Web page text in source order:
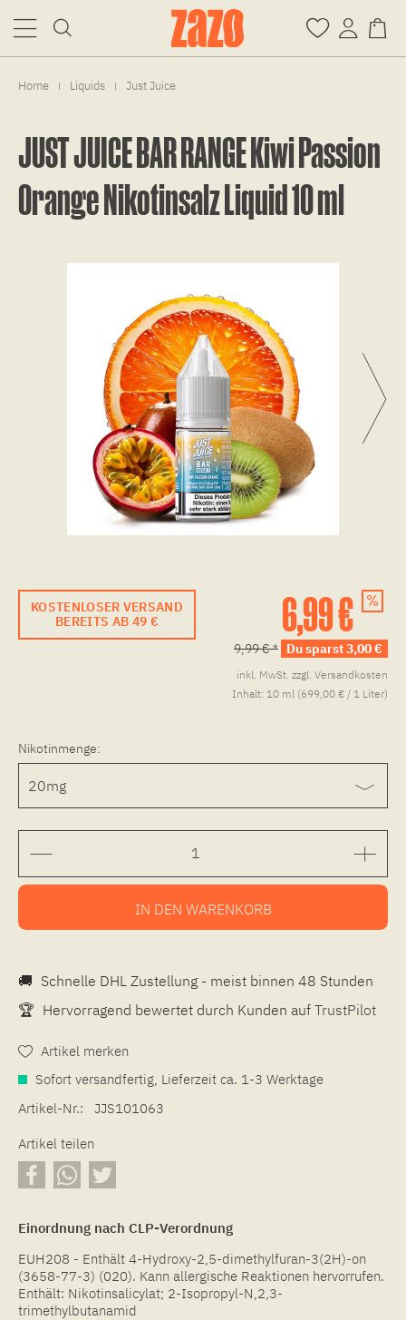
Home | Liquids | Just Juice
JUST JUICE BAR RANGE Kiwi Passion
Orange Nikotinsalz Liquid 10 ml
KOSTENLOSER VERSAND
BEREITS AB 49 €
6,99 €
9,99 € * Du sparst 3,00 €
inkl. MwSt. zzgl. Versandkosten
Inhalt: 10 ml (699,00 € / 1 Liter)
Nikotinmenge:
IN DEN WARENKORB
🚚 Schnelle DHL Zustellung - meist binnen 48 Stunden
🏆 Hervorragend bewertet durch Kunden auf TrustPilot
Artikel merken
Sofort versandfertig, Lieferzeit ca. 1-3 Werktage
Artikel-Nr.:
JJS101063
Artikel teilen
Einordnung nach CLP-Verordnung
EUH208 - Enthält 4-Hydroxy-2,5-dimethylfuran-3(2H)-on
(3658-77-3) (020). Kann allergische Reaktionen hervorrufen.
Enthält: Nikotinsalicylat; 2-Isopropyl-N,2,3-
trimethylbutanamid